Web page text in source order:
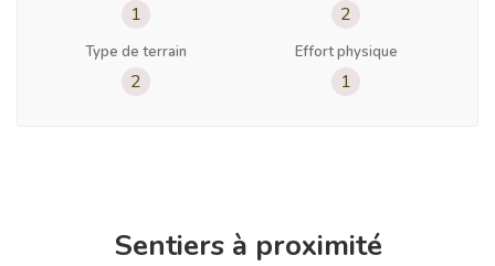
1 2
Type de terrain
2
Effort physique
1
Sentiers à proximité